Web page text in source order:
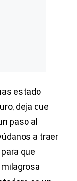
estado
deja que
paso al
a traer
que